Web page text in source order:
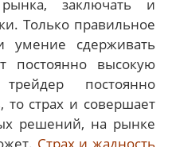
заключать и
Только правильное
умение сдерживать
постоянно высокую
постоянно
то страх и совершает
решений, на рынке